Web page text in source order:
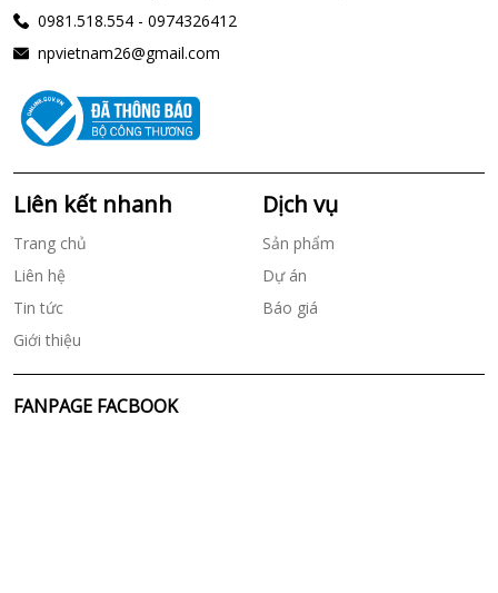
0981.518.554 - 0974326412
npvietnam26@gmail.com
Liên kết nhanh
Trang chủ
Liên hệ
Tin tức
Giới thiệu
Dịch vụ
Sản phẩm
Dự án
Báo giá
FANPAGE FACBOOK